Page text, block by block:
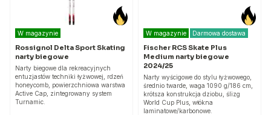
W magazynie
Rossignol Delta Sport Skating
narty biegowe
Narty biegowe dla rekreacyjnych
entuzjastów techniki łyżwowej, rdzeń
honeycomb, powierzchniowa warstwa
Active Cap, zintegrowany system
Turnamic.
W magazynie Darmowa dostawa
Fischer RCS Skate Plus
Medium narty biegowe
2024/25
Narty wyścigowe do stylu łyżwowego,
średnio twarde, waga 1090 g/186 cm,
krótsza konstrukcja dziobu, ślizg
World Cup Plus, włókna
laminatowe/karbonowe.